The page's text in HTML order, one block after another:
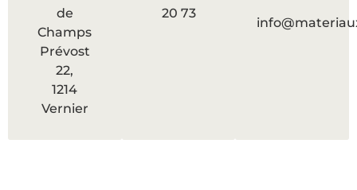
de
Champs
Prévost
22,
1214
Vernier
20 73